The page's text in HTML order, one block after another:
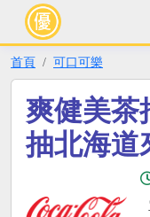
首頁 可口可樂
爽健美茶
抽北海道